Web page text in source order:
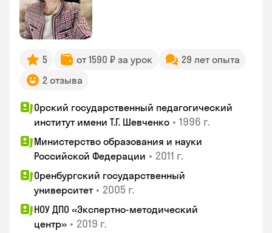
5 от 1590 ₽ за урок
29 лет опыта
2 отзыва
Орский государственный педагогический
институт имени Т.Г. Шевченко • 1996 г.
Министерство образования и науки
Российской Федерации • 2011 г.
Оренбургский государственный
университет • 2005 г.
НОУ ДПО «Экспертно-методический
центр» • 2019 г.